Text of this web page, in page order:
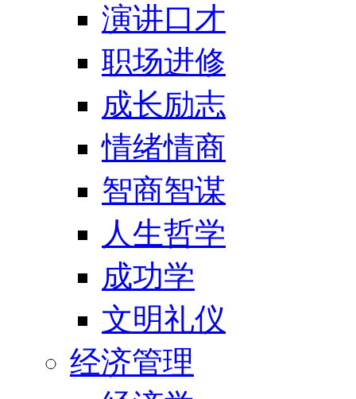
演讲口才
职场进修
成长励志
情绪情商
智商智谋
人生哲学
成功学
文明礼仪
经济管理